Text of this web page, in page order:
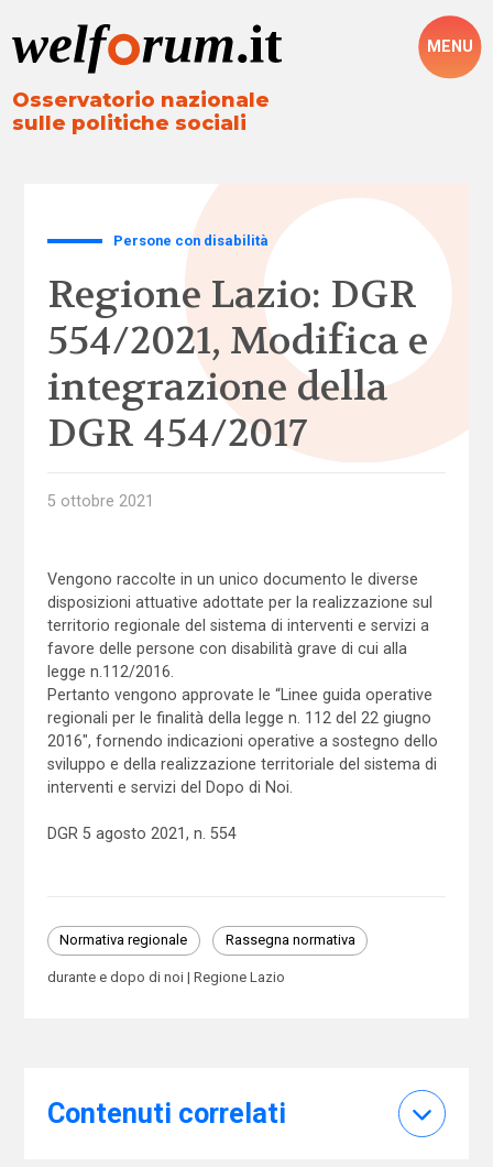
Osservatorio nazionale
sulle politiche sociali
MENU
Persone con disabilità
Regione Lazio: DGR
554/2021, Modifica e
integrazione della
DGR 454/2017
5 ottobre 2021
Vengono raccolte in un unico documento le diverse
disposizioni attuative adottate per la realizzazione sul
territorio regionale del sistema di interventi e servizi a
favore delle persone con disabilità grave di cui alla
legge n.112/2016.
Pertanto vengono approvate le “Linee guida operative
regionali per le finalità della legge n. 112 del 22 giugno
2016″, fornendo indicazioni operative a sostegno dello
sviluppo e della realizzazione territoriale del sistema di
interventi e servizi del Dopo di Noi.
DGR 5 agosto 2021, n. 554
Normativa regionale Rassegna normativa
durante e dopo di noi Regione Lazio
Contenuti correlati